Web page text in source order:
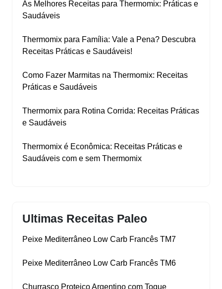
As Melhores Receitas para Thermomix: Práticas e
Saudáveis
Thermomix para Família: Vale a Pena? Descubra
Receitas Práticas e Saudáveis!
Como Fazer Marmitas na Thermomix: Receitas
Práticas e Saudáveis
Thermomix para Rotina Corrida: Receitas Práticas
e Saudáveis
Thermomix é Econômica: Receitas Práticas e
Saudáveis com e sem Thermomix
Ultimas Receitas Paleo
Peixe Mediterrâneo Low Carb Francês TM7
Peixe Mediterrâneo Low Carb Francês TM6
Churrasco Proteico Argentino com Toque